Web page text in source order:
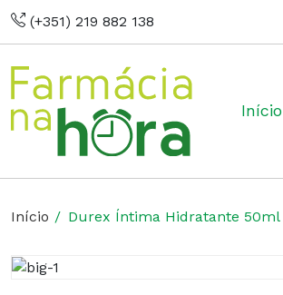
(+351) 219 882 138
Início
Início Durex Íntima Hidratante 50ml